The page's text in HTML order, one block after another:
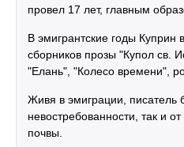
провел 17 лет, главным
В эмигрантские годы Куприн
сборников прозы "Купол св.
"Елань", "Колесо времени",
Живя в эмиграции, писатель
невостребованности, так и
почвы.